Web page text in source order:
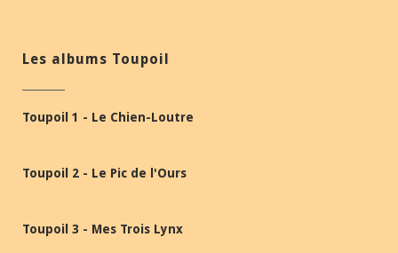
Les albums Toupoil
Toupoil 1 - Le Chien-Loutre
Toupoil 2 - Le Pic de l'Ours
Toupoil 3 - Mes Trois Lynx